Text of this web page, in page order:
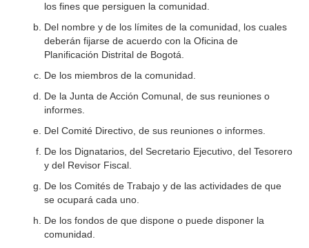
los fines que persiguen la comunidad.
Del nombre y de los límites de la comunidad, los cuales
deberán fijarse de acuerdo con la Oficina de
Planificación Distrital de Bogotá.
De los miembros de la comunidad.
De la Junta de Acción Comunal, de sus reuniones o
informes.
Del Comité Directivo, de sus reuniones o informes.
De los Dignatarios, del Secretario Ejecutivo, del Tesorero
y del Revisor Fiscal.
De los Comités de Trabajo y de las actividades de que
se ocupará cada uno.
De los fondos de que dispone o puede disponer la
comunidad.